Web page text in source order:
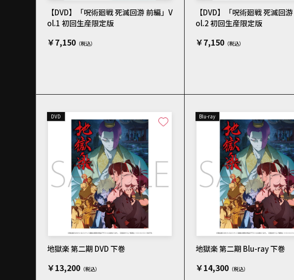
【DVD】「呪術廻戦 死滅回游 前編」V
ol.1 初回生産限定版
￥7,150
【DVD】「呪術廻戦 死滅回
ol.2 初回生産限定版
￥7,150
DVD
地獄楽 第二期 DVD 下巻
￥13,200
Blu-ray
地獄楽 第二期 Blu-ray 下巻
￥14,300